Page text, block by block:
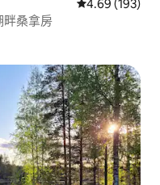
從 193 則評價
4.69 (193)
畔桑拿房